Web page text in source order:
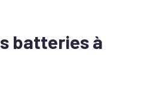
batteries à